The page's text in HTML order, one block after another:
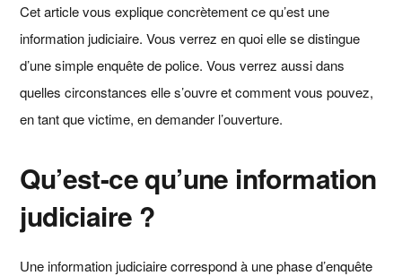
Cet article vous explique concrètement ce qu’est une
information judiciaire. Vous verrez en quoi elle se distingue
d’une simple enquête de police. Vous verrez aussi dans
quelles circonstances elle s’ouvre et comment vous pouvez,
en tant que victime, en demander l’ouverture.
Qu’est-ce qu’une information
judiciaire ?
Une information judiciaire correspond à une phase d’enquête